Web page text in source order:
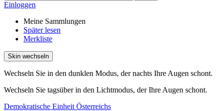
Einloggen
Meine Sammlungen
Später lesen
Merkliste
Skin wechseln
Wechseln Sie in den dunklen Modus, der nachts Ihre Augen schont.
Wechseln Sie tagsüber in den Lichtmodus, der Ihre Augen schont.
Demokratische Einheit Österreichs